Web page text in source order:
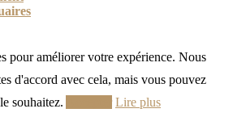
pour améliorer votre expérience. Nous
d'accord avec cela, mais vous pouvez
souhaitez.
Lire plus